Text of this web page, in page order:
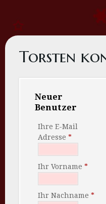
Torsten
Neuer
Benutzer
Ihre E-Mail
Adresse
Ihr Vorname
Ihr Nachname